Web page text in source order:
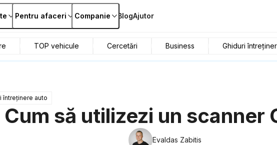
Pentru afaceri Companie BlogAjutor
TOP vehicule Cercetări Business Ghiduri
întreținere auto
Cum să utilizezi un scanner
Evaldas Zabitis